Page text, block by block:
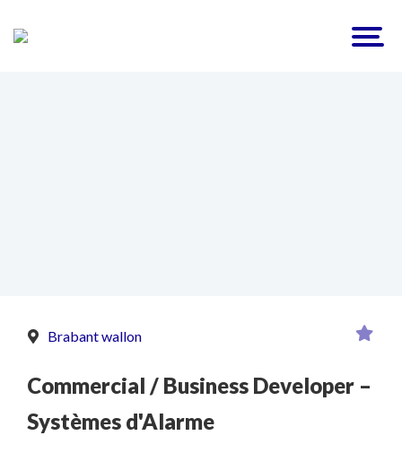
Brabant wallon
Commercial / Business Developer –
Systèmes d'Alarme